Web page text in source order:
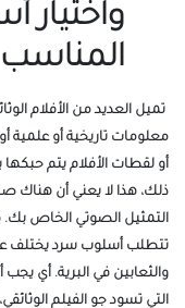
واختيار
المناسب
تميل العديد من الأفلام
معلومات تاريخية أو علمية
أو لقطات الأفلام يتم
ذلك، هذا لا يعني أن هناك
التمثيل الصوتي الخاص بك.
تتطلب أسلوب سرد يختلف عن
والثعابين في البرية. أي يجب
التي تسود جو الفيلم